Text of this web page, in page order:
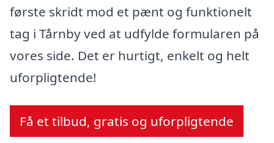
første skridt mod et pænt og funktionelt
tag i Tårnby ved at udfylde formularen på
vores side. Det er hurtigt, enkelt og helt
uforpligtende!
Få et tilbud, gratis og uforpligtende